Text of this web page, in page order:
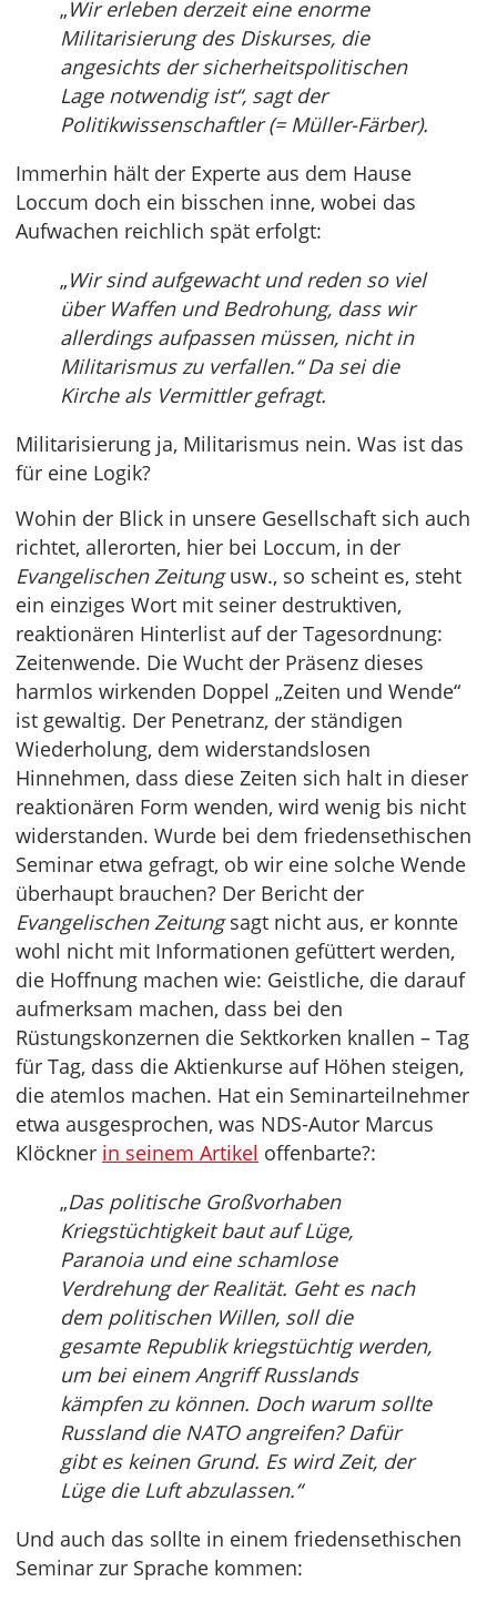
„Wir erleben derzeit eine enorme
Militarisierung des Diskurses, die
angesichts der sicherheitspolitischen
Lage notwendig ist“, sagt der
Politikwissenschaftler (= Müller-Färber).
Immerhin hält der Experte aus dem Hause
Loccum doch ein bisschen inne, wobei das
Aufwachen reichlich spät erfolgt:
„Wir sind aufgewacht und reden so viel
über Waffen und Bedrohung, dass wir
allerdings aufpassen müssen, nicht in
Militarismus zu verfallen.“ Da sei die
Kirche als Vermittler gefragt.
Militarisierung ja, Militarismus nein. Was ist das
für eine Logik?
Wohin der Blick in unsere Gesellschaft sich auch
richtet, allerorten, hier bei Loccum, in der
Evangelischen Zeitungusw., so scheint es, steht
ein einziges Wort mit seiner destruktiven,
reaktionären Hinterlist auf der Tagesordnung:
Zeitenwende. Die Wucht der Präsenz dieses
harmlos wirkenden Doppel „Zeiten und Wende“
ist gewaltig. Der Penetranz, der ständigen
Wiederholung, dem widerstandslosen
Hinnehmen, dass diese Zeiten sich halt in dieser
reaktionären Form wenden, wird wenig bis nicht
widerstanden. Wurde bei dem friedensethischen
Seminar etwa gefragt, ob wir eine solche Wende
überhaupt brauchen? Der Bericht der
Evangelischen Zeitungsagt nicht aus, er konnte
wohl nicht mit Informationen gefüttert werden,
die Hoffnung machen wie: Geistliche, die darauf
aufmerksam machen, dass bei den
Rüstungskonzernen die Sektkorken knallen – Tag
für Tag, dass die Aktienkurse auf Höhen steigen,
die atemlos machen. Hat ein Seminarteilnehmer
etwa ausgesprochen, was NDS-Autor Marcus
Klöckner in seinem Artikel offenbarte?:
„Das politische Großvorhaben
Kriegstüchtigkeit baut auf Lüge,
Paranoia und eine schamlose
Verdrehung der Realität. Geht es nach
dem politischen Willen, soll die
gesamte Republik kriegstüchtig werden,
um bei einem Angriff Russlands
kämpfen zu können. Doch warum sollte
Russland die NATO angreifen? Dafür
gibt es keinen Grund. Es wird Zeit, der
Lüge die Luft abzulassen.“
Und auch das sollte in einem friedensethischen
Seminar zur Sprache kommen: